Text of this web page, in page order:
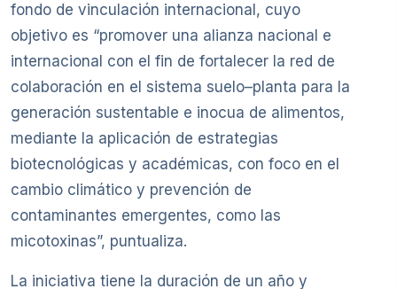
fondo de vinculación internacional, cuyo
objetivo es “promover una alianza nacional e
internacional con el fin de fortalecer la red de
colaboración en el sistema suelo–planta para la
generación sustentable e inocua de alimentos,
mediante la aplicación de estrategias
biotecnológicas y académicas, con foco en el
cambio climático y prevención de
contaminantes emergentes, como las
micotoxinas”, puntualiza.
La iniciativa tiene la duración de un año y